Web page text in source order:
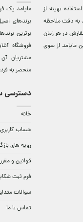
بهینه از
به دقت ملاحظه
در هر زمان
مایامد از سوی
مایامد يک
برندهای
برترين‌
فروشگاه
مشتريان
منحصر به
دسترسی
خانه
حساب
رویه های
قوانین و
فرم ثبت
سوالات
تماس با ما